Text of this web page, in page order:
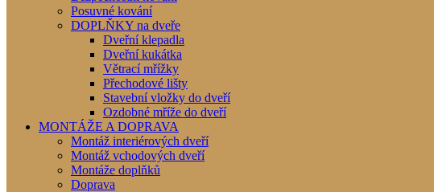
Posuvné kování
DOPLŇKY na dveře
Dveřní klepadla
Dveřní kukátka
Větrací mřížky
Přechodové lišty
Stavební vložky do dveří
Ozdobné mříže do dveří
MONTÁŽE A DOPRAVA
Montáž interiérových dveří
Montáž vchodových dveří
Montáže doplňků
Doprava